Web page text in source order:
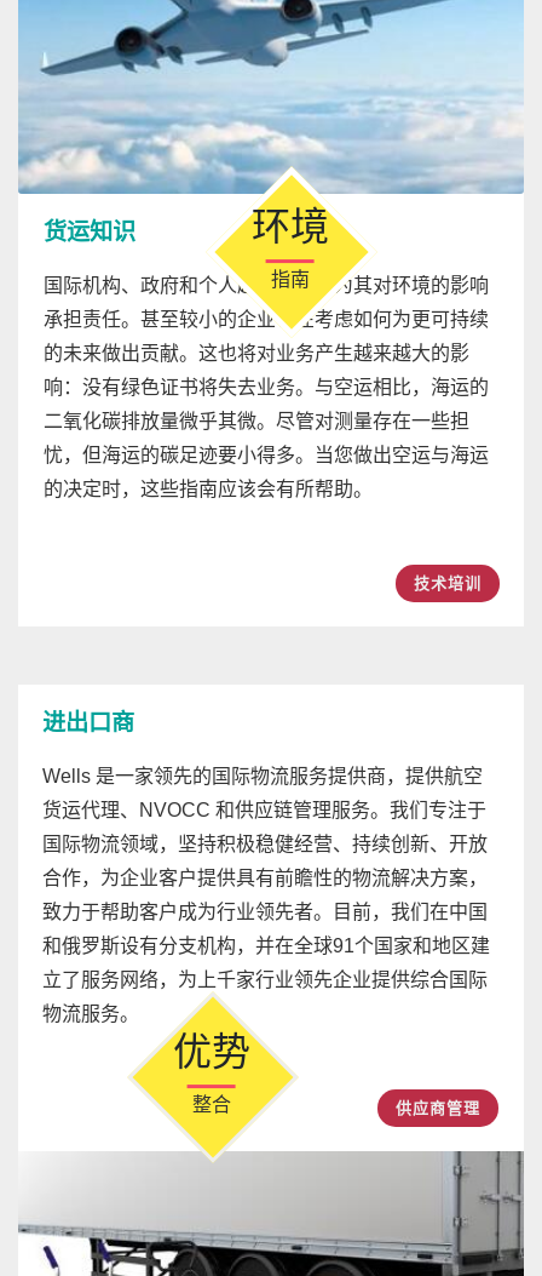
货运知识
国际机构、政府和个人越来越多地为其对环境的影响
承担责任。甚至较小的企业也在考虑如何为更可持续
的未来做出贡献。这也将对业务产生越来越大的影
响：没有绿色证书将失去业务。与空运相比，海运的
二氧化碳排放量微乎其微。尽管对测量存在一些担
忧，但海运的碳足迹要小得多。当您做出空运与海运
的决定时，这些指南应该会有所帮助。
环境
指南
Wells 是一家领先的国际物流服务提供商，提供航空
国际物流领域，坚持积极稳健经营、持续创新、开放
合作，为企业客户提供具有前瞻性的物流解决方案，
致力于帮助客户成为行业领先者。目前，我们在中国
和俄罗斯设有分支机构，并在全球91个国家和地区建
立了服务网络，为上千家行业领先企业提供综合国际
物流服务。
优势
整合